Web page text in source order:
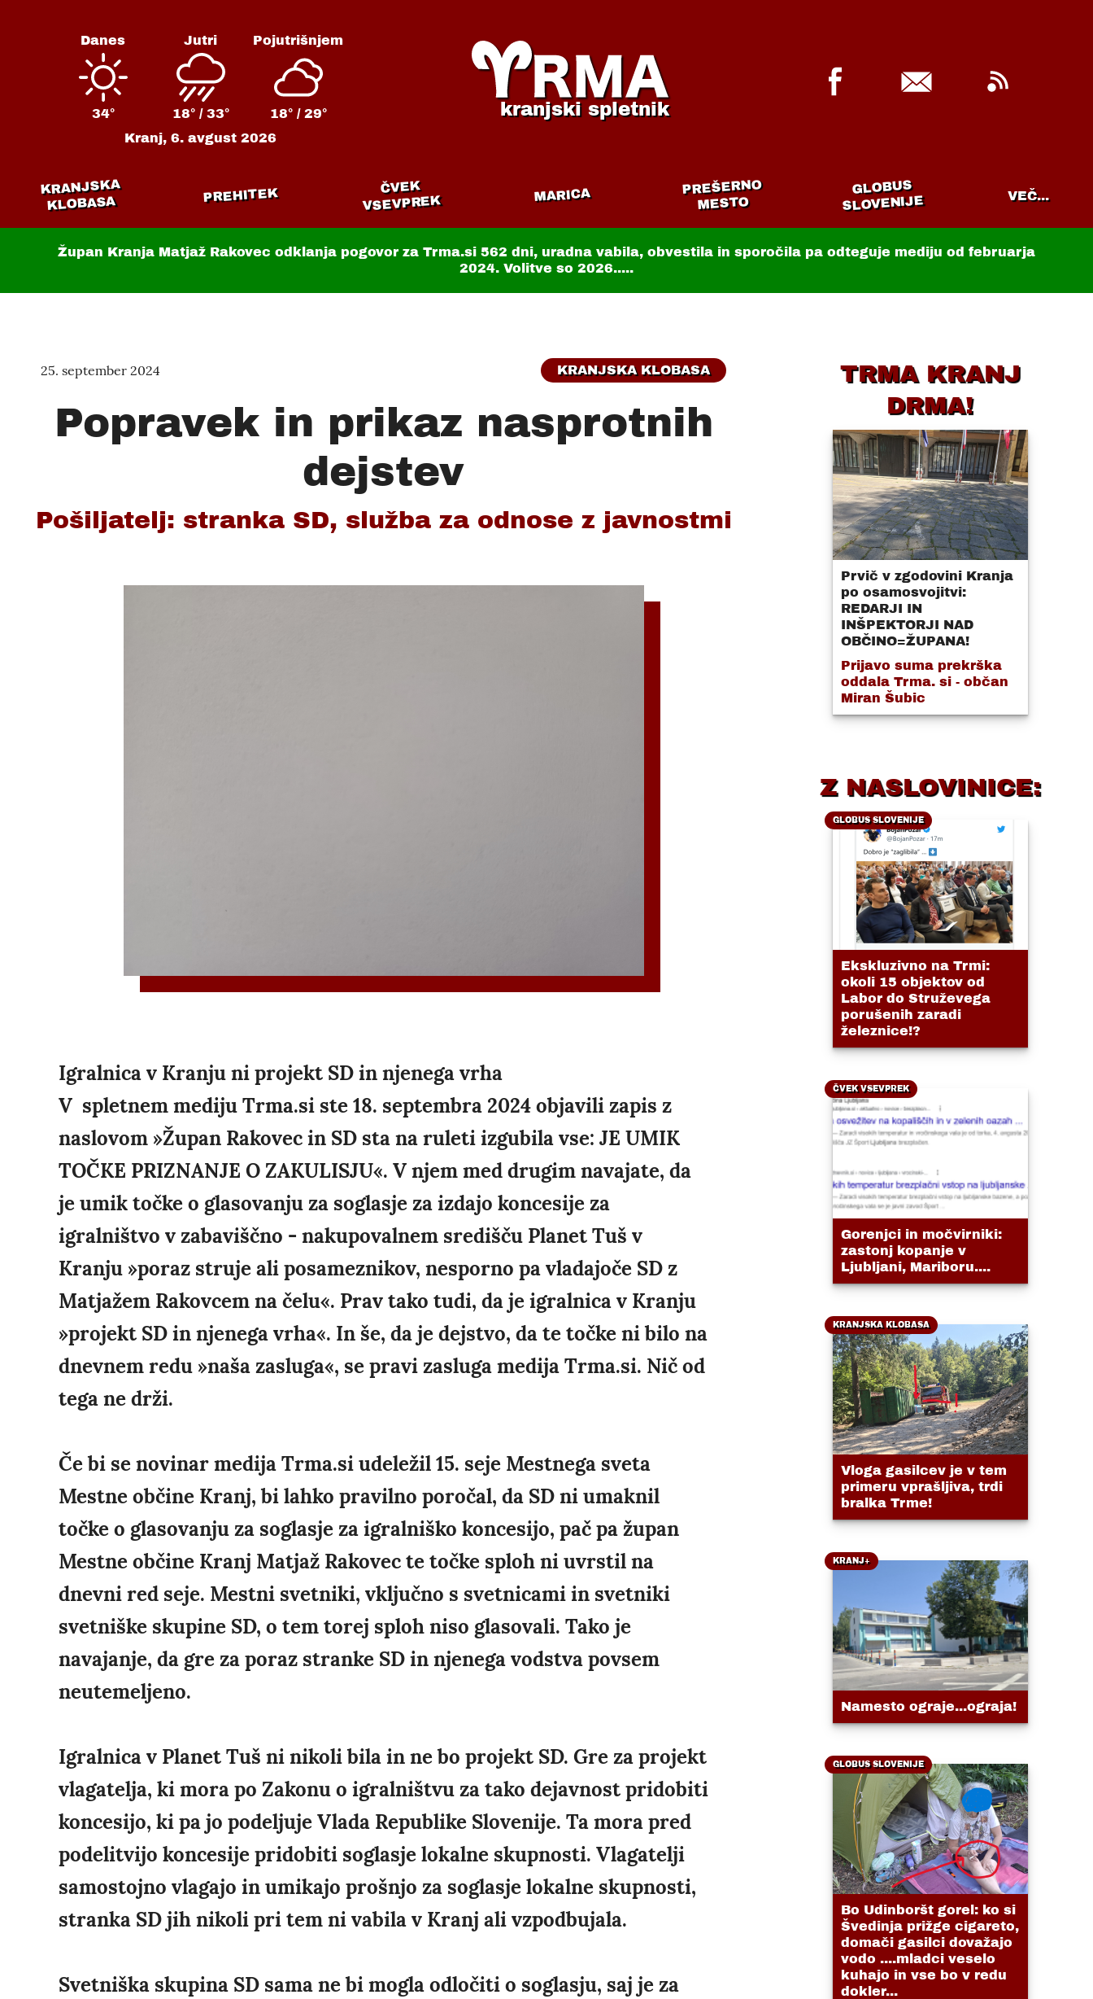
Danes
34°
Jutri
18° / 33°
Pojutrišnjem
18° / 29°
Kranj,6. avgust 2026
kranjski spletnik
KRANJSKA
KLOBASA PREHITEK ČVEK
VSEVPREK MARICA PREŠERNO
MESTO
GLOBUS
SLOVENIJE VEČ...
Župan Kranja Matjaž Rakovec odklanja pogovor za Trma.si 562 dni, uradna vabila, obvestila in sporočila pa odteguje mediju od februarja
2024. Volitve so 2026.....
25. september 2024 KRANJSKA KLOBASA
Popravek in prikaz nasprotnih
dejstev
Pošiljatelj: stranka SD, služba za odnose z javnostmi
Igralnica v Kranju ni projekt SD in njenega vrha
V spletnem mediju Trma.si ste 18. septembra 2024 objavili zapis z
naslovom »Župan Rakovec in SD sta na ruleti izgubila vse: JE UMIK
TOČKE PRIZNANJE O ZAKULISJU«. V njem med drugim navajate, da
je umik točke o glasovanju za soglasje za izdajo koncesije za
igralništvo v zabaviščno - nakupovalnem središču Planet Tuš v
Kranju »poraz struje ali posameznikov, nesporno pa vladajoče SD z
Matjažem Rakovcem na čelu«. Prav tako tudi, da je igralnica v Kranju
»projekt SD in njenega vrha«. In še, da je dejstvo, da te točke ni bilo na
dnevnem redu »naša zasluga«, se pravi zasluga medija Trma.si. Nič od
tega ne drži.
Če bi se novinar medija Trma.si udeležil 15. seje Mestnega sveta
Mestne občine Kranj, bi lahko pravilno poročal, da SD ni umaknil
točke o glasovanju za soglasje za igralniško koncesijo, pač pa župan
Mestne občine Kranj Matjaž Rakovec te točke sploh ni uvrstil na
dnevni red seje. Mestni svetniki, vključno s svetnicami in svetniki
svetniške skupine SD, o tem torej sploh niso glasovali. Tako je
navajanje, da gre za poraz stranke SD in njenega vodstva povsem
neutemeljeno.
Igralnica v Planet Tuš ni nikoli bila in ne bo projekt SD. Gre za projekt
vlagatelja, ki mora po Zakonu o igralništvu za tako dejavnost pridobiti
koncesijo, ki pa jo podeljuje Vlada Republike Slovenije. Ta mora pred
podelitvijo koncesije pridobiti soglasje lokalne skupnosti. Vlagatelji
samostojno vlagajo in umikajo prošnjo za soglasje lokalne skupnosti,
stranka SD jih nikoli pri tem ni vabila v Kranj ali vzpodbujala.
Svetniška skupina SD sama ne bi mogla odločiti o soglasju, saj je za
TRMA KRANJ
DRMA!
Prvič v zgodovini Kranja
po osamosvojitvi:
REDARJI IN
INŠPEKTORJI NAD
OBČINO=ŽUPANA!
Prijavo suma prekrška
oddala Trma. si - občan
Miran Šubic
Z NASLOVINICE:
GLOBUS SLOVENIJE
Ekskluzivno na Trmi:
okoli 15 objektov od
Labor do Struževega
porušenih zaradi
železnice!?
ČVEK VSEVPREK
Gorenjci in močvirniki:
zastonj kopanje v
Ljubljani, Mariboru....
KRANJSKA KLOBASA
Vloga gasilcev je v tem
primeru vprašljiva, trdi
bralka Trme!
KRANJ+
Namesto ograje...ograja!
GLOBUS SLOVENIJE
Bo Udinboršt gorel: ko si
Švedinja prižge cigareto,
domači gasilci dovažajo
vodo ....mladci veselo
kuhajo in vse bo v redu
dokler...